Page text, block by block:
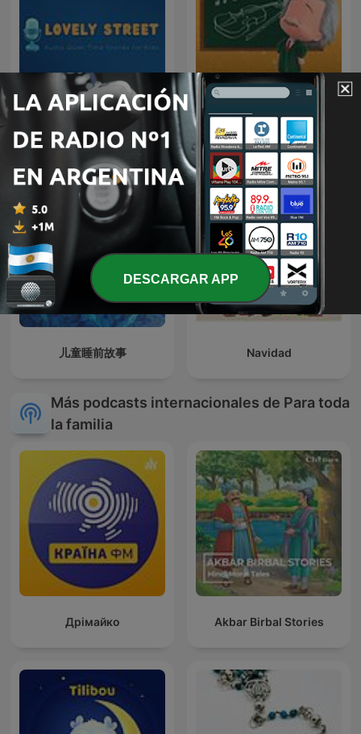
Lovely Street: Audio Quiet
Time Stories for Kids
!!MUSICA MAESTRO!!
TERAPIA MUSICAL PARA
NIÑOS DE HOY
儿童睡前故事 Navidad
Más podcasts internacionales de Para toda
la familia
Дрімайко Akbar Birbal Stories
DESCARGAR APP